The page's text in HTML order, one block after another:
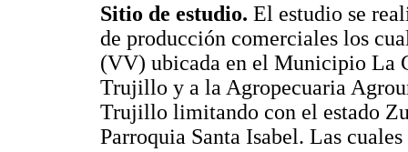
Sitio de estudio. El estudio se
de producción comerciales los
(VV) ubicada en el Municipio La
Trujillo y a la Agropecuaria
Trujillo limitando con el estado
Parroquia Santa Isabel. Las